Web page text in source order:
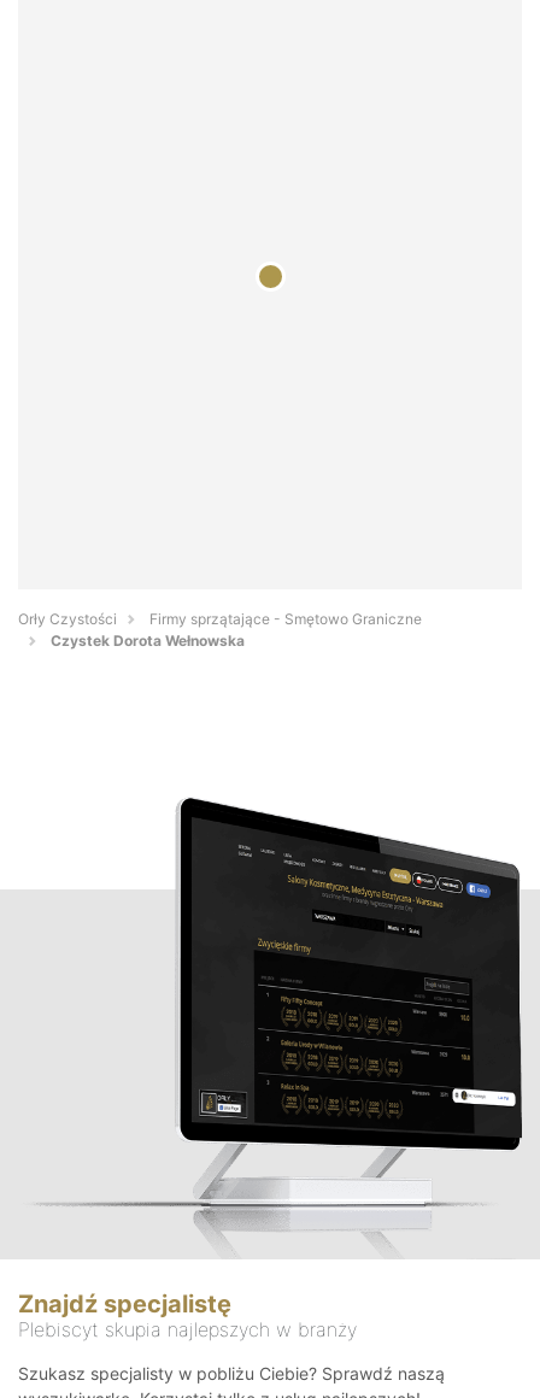
Orły Czystości
Firmy sprzątające - Smętowo Graniczne
Czystek Dorota Wełnowska
Znajdź specjalistę
Plebiscyt skupia najlepszych w branży
Szukasz specjalisty w pobliżu Ciebie? Sprawdź naszą